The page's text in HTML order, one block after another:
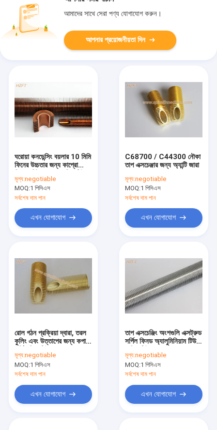
আমাদের সাথে সেরা পণ্য যোগাযোগ করুন।
আপনার প্রয়োজনীয়তা দিন
ঘরোয়া কনডেন্সিং বয়লার 10 মিমি
ফিনের উচ্চতার জন্য কাপ্রো
মূল্য:negotiable
MOQ:1 পিসিএস
সর্বশেষ দাম পান
এখন যোগাযোগ
C68700 / C44300 নৌকা
তাপ এক্সচেঞ্জার জন্য অ্যান্টি জারা
মূল্য:negotiable
MOQ:1 পিসিএস
সর্বশেষ দাম পান
এখন যোগাযোগ
রোল গঠন প্রক্রিয়া দ্বারা, তরল
কুলিং এবং উত্তাপের জন্য কপার
মূল্য:negotiable
MOQ:1 পিসিএস
সর্বশেষ দাম পান
এখন যোগাযোগ
তাপ এক্সচেঞ্জিং অংশগুলি এক্সট্রুড
সর্পিল ফিনড অ্যালুমিনিয়াম টিউব
মূল্য:negotiable
MOQ:1 পিসিএস
সর্বশেষ দাম পান
এখন যোগাযোগ